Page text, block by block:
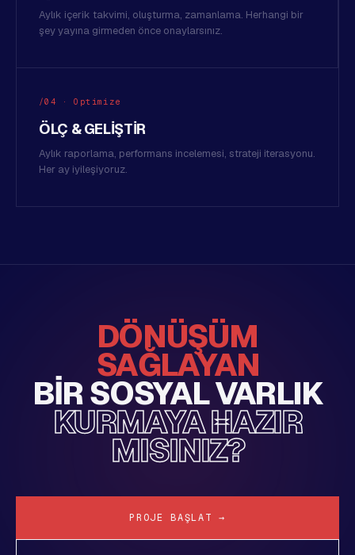
Aylık içerik takvimi, oluşturma, zamanlama. Herhangi bir
şey yayına girmeden önce onaylarsınız.
/04 · Optimize
ÖLÇ & GELIŞTIR
Aylık raporlama, performans incelemesi, strateji iterasyonu.
Her ay iyileşiyoruz.
DÖNÜŞÜM
SAĞLAYAN
BIR SOSYAL VARLIK
KURMAYA HAZIR
MISINIZ?
PROJE BAŞLAT →